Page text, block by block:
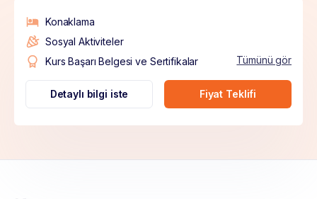
Konaklama
Sosyal Aktiviteler
Kurs Başarı Belgesi ve Sertifikalar
Tümünü gör
Detaylı bilgi iste Fiyat Teklifi